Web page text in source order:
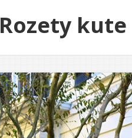
Rozety kute